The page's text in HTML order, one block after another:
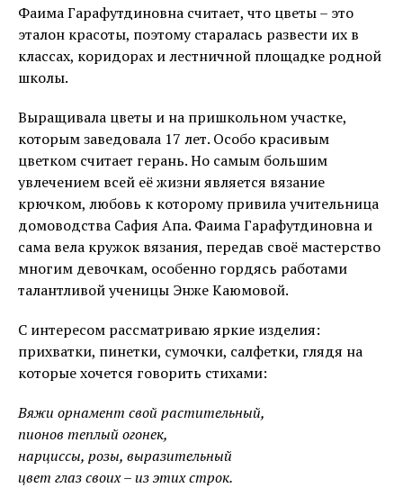
Фаима Гарафутдиновна считает, что цветы – это
эталон красоты, поэтому старалась развести их в
классах, коридорах и лестничной площадке родной
школы.
Выращивала цветы и на пришкольном участке,
которым заведовала 17 лет. Особо красивым
цветком считает герань. Но самым большим
увлечением всей её жизни является вязание
крючком, любовь к которому привила учительница
домоводства Сафия Апа. Фаима Гарафутдиновна и
сама вела кружок вязания, передав своё мастерство
многим девочкам, особенно гордясь работами
талантливой ученицы Энже Каюмовой.
С интересом рассматриваю яркие изделия:
прихватки, пинетки, сумочки, салфетки, глядя на
которые хочется говорить стихами:
Вяжи орнамент свой растительный,
пионов теплый огонек,
нарциссы, розы, выразительный
цвет глаз своих – из этих строк.